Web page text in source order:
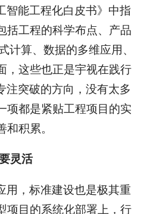
智能工程化白皮书》中指
括工程的科学布点、产品
计算、数据的多维应用、
，这些也正是宇视在践行
注突破的方向，没有太多
项都是紧贴工程项目的实
积累。
灵活
，标准建设也是极其重
项目的系统化部署上，行